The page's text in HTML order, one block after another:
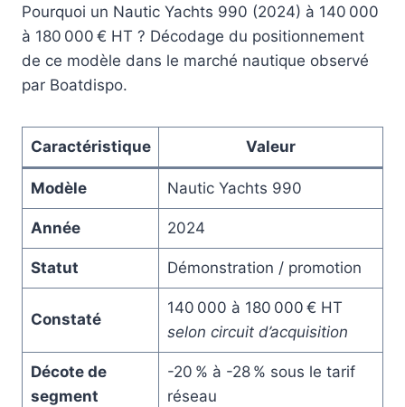
Pourquoi un Nautic Yachts 990 (2024) à 140 000
à 180 000 € HT ? Décodage du positionnement
de ce modèle dans le marché nautique observé
par Boatdispo.
Caractéristique Valeur
Modèle Nautic Yachts 990
Année 2024
Statut Démonstration / promotion
Constaté
140 000 à 180 000 € HT
selon circuit d’acquisition
Décote de
segment
-20 % à -28 % sous le tarif
réseau